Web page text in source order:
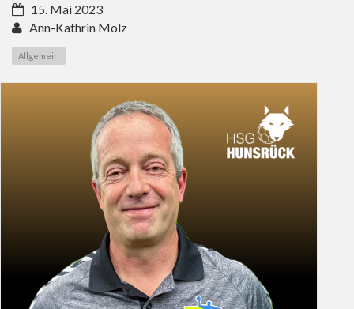
15. Mai 2023
Ann-Kathrin Molz
Allgemein